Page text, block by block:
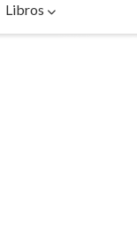
Libros